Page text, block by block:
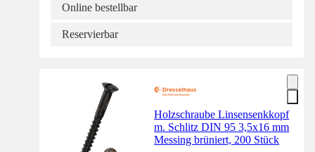
Online bestellbar
Reservierbar
Holzschraube Linsensenkkopf
m. Schlitz DIN 95 3,5x16 mm
Messing brüniert, 200 Stück